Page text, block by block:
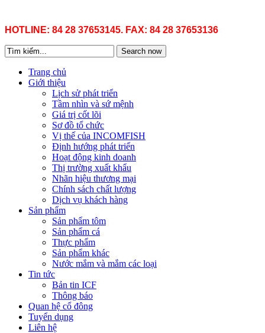
HOTLINE: 84 28 37653145. FAX: 84 28 37653136
Search now
Trang chủ
Giới thiệu
Lịch sử phát triển
Tầm nhìn và sứ mệnh
Giá trị cốt lõi
Sơ đồ tổ chức
Vị thế của INCOMFISH
Định hướng phát triển
Hoạt động kinh doanh
Thị trường xuất khẩu
Nhãn hiệu thương mại
Chính sách chất lượng
Dịch vụ khách hàng
Sản phẩm
Sản phẩm tôm
Sản phẩm cá
Thực phẩm
Sản phẩm khác
Nước mắm và mắm các loại
Tin tức
Bản tin ICF
Thông báo
Quan hệ cổ đông
Tuyển dụng
Liên hệ